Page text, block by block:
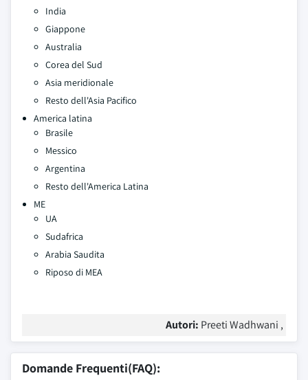
India
Giappone
Australia
Corea del Sud
Asia meridionale
Resto dell'Asia Pacifico
America latina
Brasile
Messico
Argentina
Resto dell'America Latina
ME
UA
Sudafrica
Arabia Saudita
Riposo di MEA
Autori: Preeti Wadhwani ,
Domande Frequenti(FAQ):